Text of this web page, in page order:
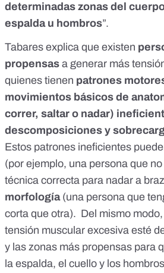
determinadas zonas del
espalda u hombros”.
Tabares explica que existen
propensas a generar más
quienes tienen patrones
movimientos básicos de
correr, saltar o nadar)
descomposiciones y
Estos patrones ineficientes
(por ejemplo, una persona que
técnica correcta para nadar a
morfología (una persona que
corta que otra). Del mismo
tensión muscular excesiva esté
y las zonas más propensas para
la espalda, el cuello y los